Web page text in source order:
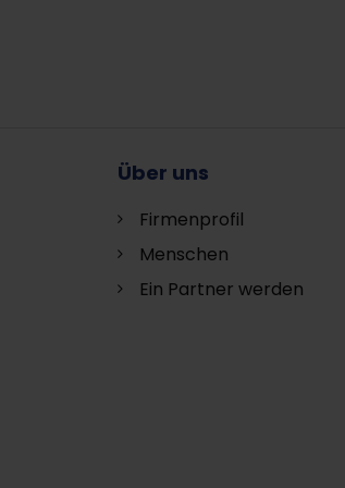
Über uns
Firmenprofil
Menschen
Ein Partner werden